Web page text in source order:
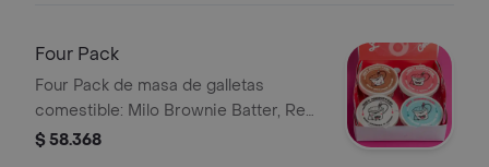
Four Pack
Four Pack de masa de galletas
comestible: Milo Brownie Batter, Red
Velvet & White Chips, Oreo Cookies
$ 58.368